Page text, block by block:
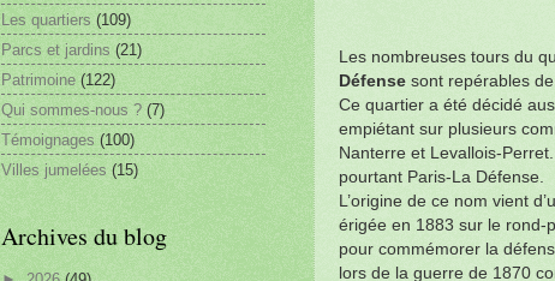
Les nombreuses tours du
Défense sont repérables de
Ce quartier a été décidé
empiétant sur plusieurs
Nanterre et Levallois-
pourtant Paris-La Défense.
L’origine de ce nom vient
érigée en 1883 sur le rond-
pour commémorer la
lors de la guerre de 1870
Les quartiers (109)
Parcs et jardins (21)
Patrimoine (122)
Qui sommes-nous ? (7)
Témoignages (100)
Villes jumelées (15)
Archives du blog